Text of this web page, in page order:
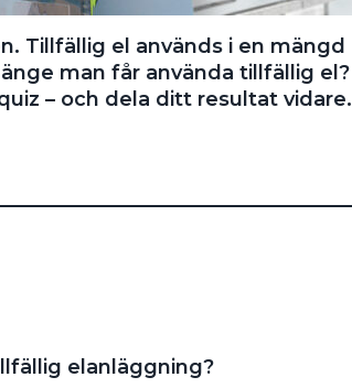
Tillfällig el används i en mängd
man får använda tillfällig el?
– och dela ditt resultat vidare.
elanläggning?